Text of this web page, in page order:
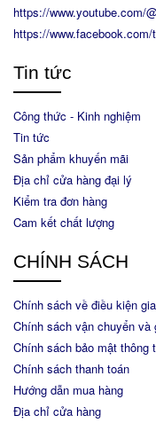
https://www.youtube.com/
https://
Tin tức
Công thức - Kinh nghiệm
Tin tức
Sản phẩm khuyến mãi
Địa chỉ cửa hàng đại lý
Kiểm tra đơn hàng
Cam kết chất lượng
CHÍNH SÁCH
Chính sách về điều kiện
Chính sách vận chuyển và
Chính sách bảo mật thông
Chính sách thanh toán
Hướng dẫn mua hàng
Địa chỉ cửa hàng